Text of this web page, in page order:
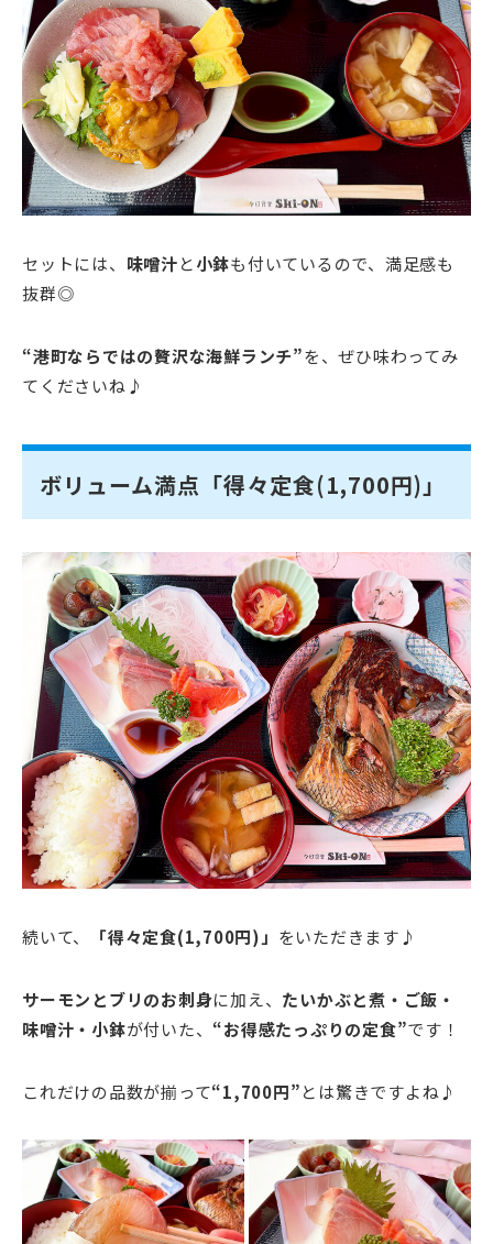
セットには、 味噌汁と小鉢も付いているので、満足感も
抜群◎
“港町ならではの贅沢な海鮮ランチ”を、ぜひ味わってみ
てくださいね♪
ボリューム満点「得々定食(1,700円)」
続いて、 「得々定食(1,700円)」 をいただきます♪
サーモンとブリのお刺身に加え、 たいかぶと煮・ご飯・
味噌汁・小鉢が付いた、 “お得感たっぷりの定食”です！
これだけの品数が揃って“1,700円”とは驚きですよね♪